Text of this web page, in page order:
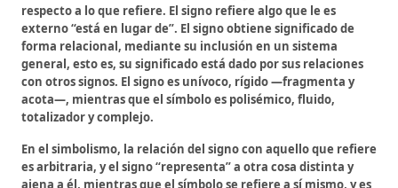
respecto a lo que refiere. El signo refiere algo que le es
externo “está en lugar de”. El signo obtiene significado de
forma relacional, mediante su inclusión en un sistema
general, esto es, su significado está dado por sus relaciones
con otros signos. El signo es unívoco, rígido —fragmenta y
acota—, mientras que el símbolo es polisémico, fluido,
totalizador y complejo.
En el simbolismo, la relación del signo con aquello que refiere
es arbitraria, y el signo “representa” a otra cosa distinta y
ajena a él, mientras que el símbolo se refiere a sí mismo, y es